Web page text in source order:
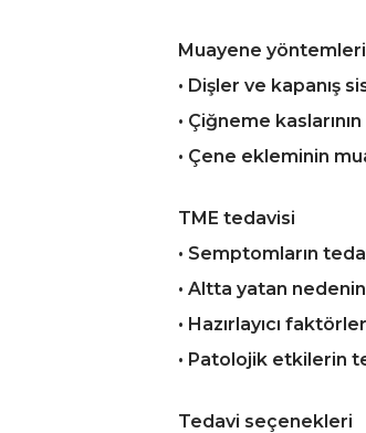
Muayene yöntemleri
• Dişler ve kapanış
• Çiğneme
• Çene ekleminin
TME tedavisi
• Semptomların
• Altta yatan
• Hazırlayıcı
• Patolojik etkilerin
Tedavi seçenekleri